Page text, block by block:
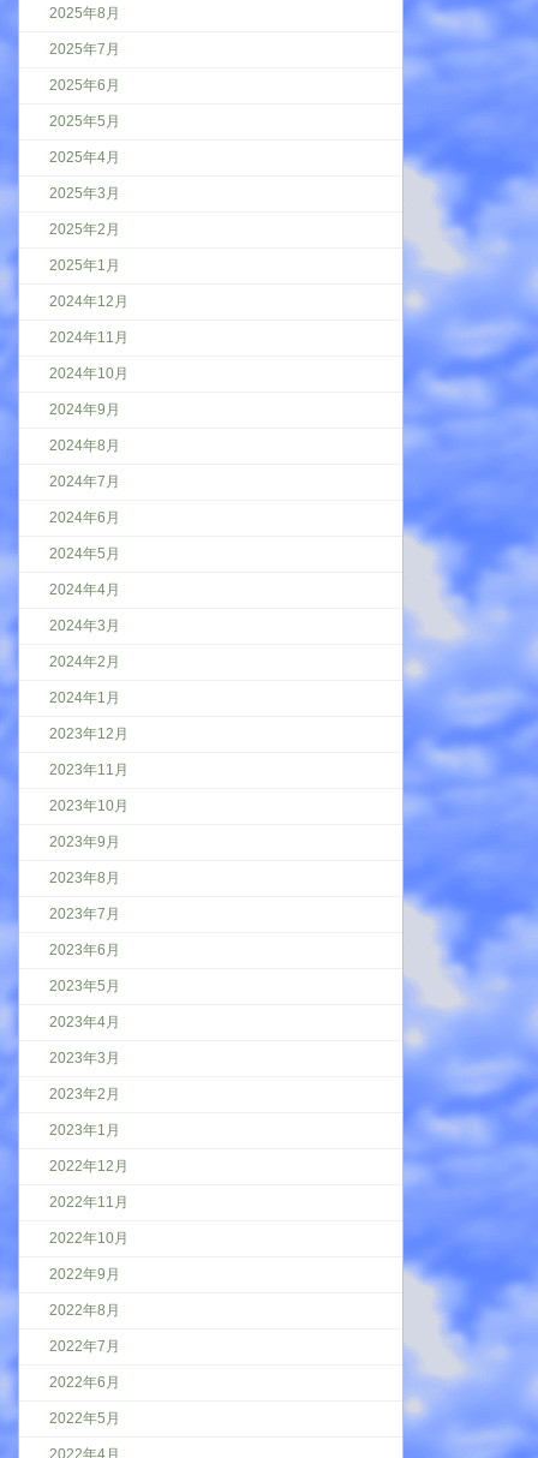
2025年8月
2025年7月
2025年6月
2025年5月
2025年4月
2025年3月
2025年2月
2025年1月
2024年12月
2024年11月
2024年10月
2024年9月
2024年8月
2024年7月
2024年6月
2024年5月
2024年4月
2024年3月
2024年2月
2024年1月
2023年12月
2023年11月
2023年10月
2023年9月
2023年8月
2023年7月
2023年6月
2023年5月
2023年4月
2023年3月
2023年2月
2023年1月
2022年12月
2022年11月
2022年10月
2022年9月
2022年8月
2022年7月
2022年6月
2022年5月
2022年4月